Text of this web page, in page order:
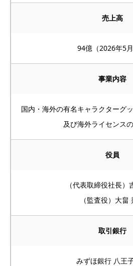
売上高
94億（2026年5月
事業内容
国内・海外の有名キャラクターグ
及び海外ライセンス
役員
（代表取締役社長）
（監査役）大畠
取引銀行
みずほ銀行 八王